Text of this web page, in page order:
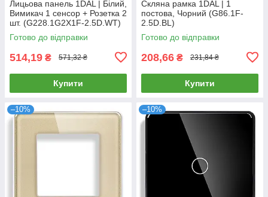
Лицьова панель 1DAL | Білий,
Вимикач 1 сенсор + Розетка 2
шт. (G228.1G2X1F-2.5D.WT)
Готово до відправки
514,19 ₴ 571,32 ₴
Купити
Скляна рамка 1DAL | 1
постова, Чорний (G86.1F-
2.5D.BL)
Готово до відправки
208,66 ₴ 231,84 ₴
Купити
–10% –10%